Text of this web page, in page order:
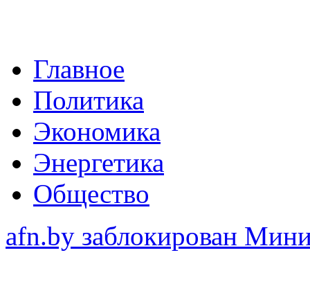
Главное
Политика
Экономика
Энергетика
Общество
afn.by заблокирован